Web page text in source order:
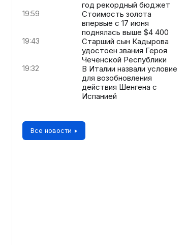
год рекордный бюджет
19:59
Стоимость золота
впервые с 17 июня
поднялась выше $4 400
19:43
Старший сын Кадырова
удостоен звания Героя
Чеченской Республики
19:32
В Италии назвали условие
для возобновления
действия Шенгена с
Испанией
Все новости